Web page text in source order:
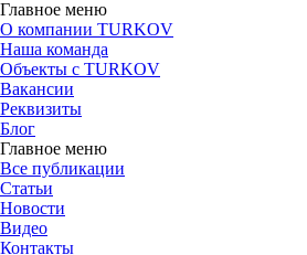
Главное меню
О компании TURKOV
Наша команда
Объекты с TURKOV
Вакансии
Реквизиты
Блог
Главное меню
Все публикации
Статьи
Новости
Видео
Контакты